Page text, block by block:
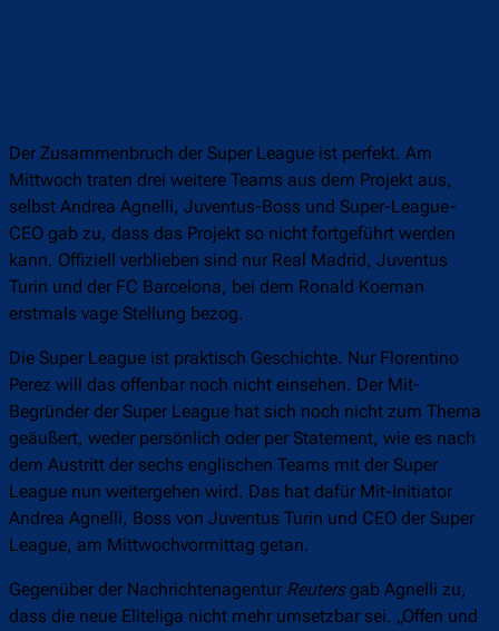
Der Zusammenbruch der Super League ist perfekt. Am
Mittwoch traten drei weitere Teams aus dem Projekt aus,
selbst Andrea Agnelli, Juventus-Boss und Super-League-
CEO gab zu, dass das Projekt so nicht fortgeführt werden
kann. Offiziell verblieben sind nur Real Madrid, Juventus
Turin und der FC Barcelona, bei dem Ronald Koeman
erstmals vage Stellung bezog.
Die Super League ist praktisch Geschichte. Nur Florentino
Perez will das offenbar noch nicht einsehen. Der Mit-
Begründer der Super League hat sich noch nicht zum Thema
geäußert, weder persönlich oder per Statement, wie es nach
dem Austritt der sechs englischen Teams mit der Super
League nun weitergehen wird. Das hat dafür Mit-Initiator
Andrea Agnelli, Boss von Juventus Turin und CEO der Super
League, am Mittwochvormittag getan.
Gegenüber der Nachrichtenagentur Reutersgab Agnelli zu,
dass die neue Eliteliga nicht mehr umsetzbar sei. „Offen und